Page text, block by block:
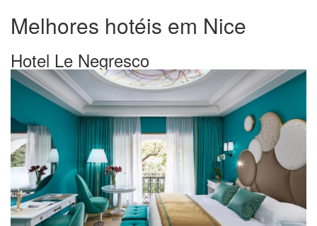
Melhores hotéis em Nice
Hotel Le Negresco